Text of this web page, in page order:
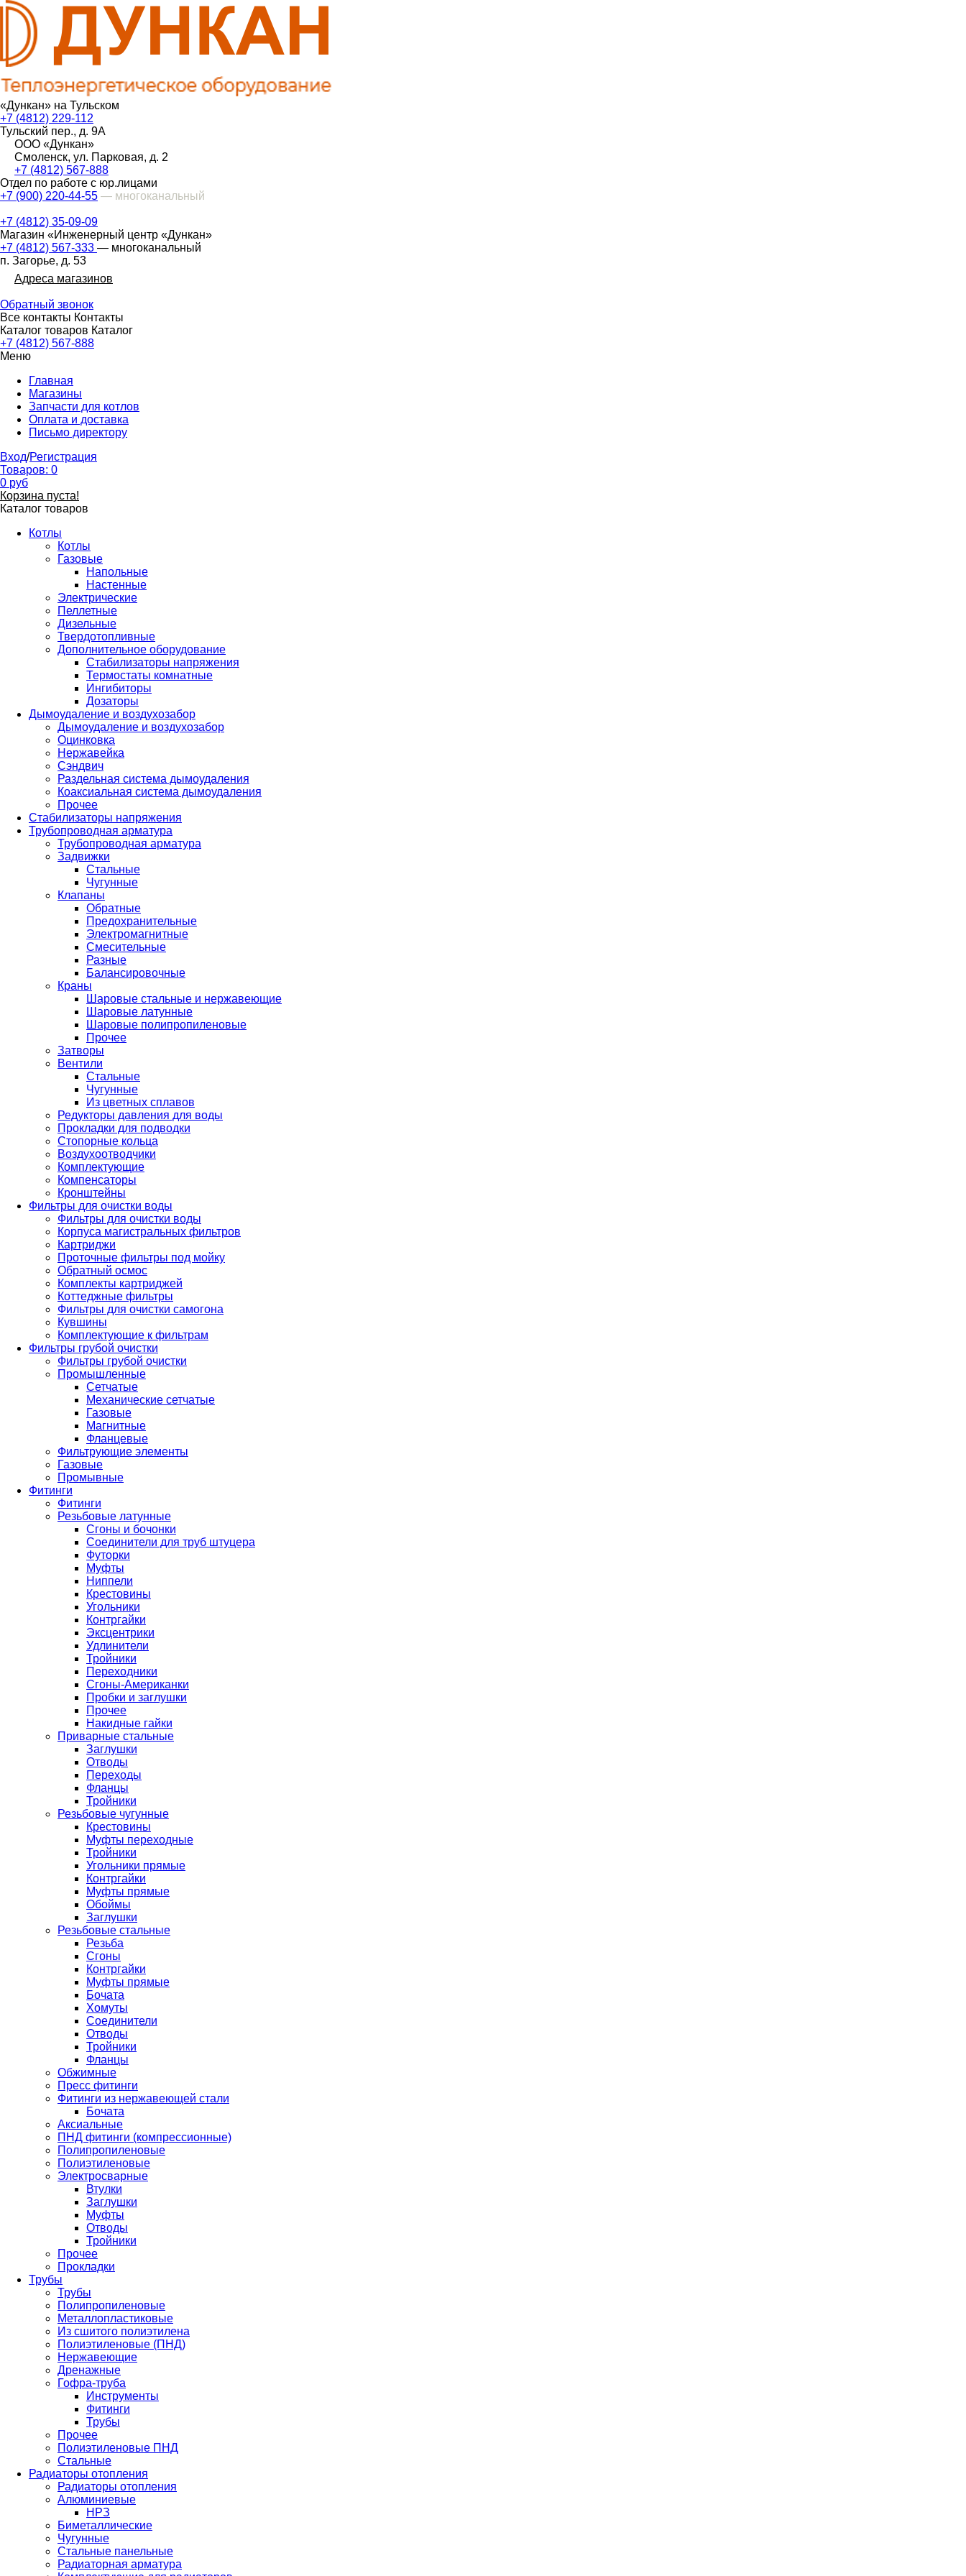
«Дункан» на Тульском
+7 (4812) 229-112
Тульский пер., д. 9А
ООО «Дункан»
Смоленск, ул. Парковая, д. 2
+7 (4812) 567-888
Отдел по работе с юр.лицами
+7 (900) 220-44-55 — многоканальный
+7 (4812) 35-09-09
Магазин «Инженерный центр «Дункан»
+7 (4812) 567-333 — многоканальный
п. Загорье, д. 53
Адреса магазинов
Обратный звонок
Все контакты Контакты
Каталог товаров Каталог
+7 (4812) 567-888
Меню
Главная
Магазины
Запчасти для котлов
Оплата и доставка
Письмо директору
Вход/Регистрация
Товаров: 0
0 руб
Корзина пуста!
Каталог товаров
Котлы
Котлы
Газовые
Напольные
Настенные
Электрические
Пеллетные
Дизельные
Твердотопливные
Дополнительное оборудование
Стабилизаторы напряжения
Термостаты комнатные
Ингибиторы
Дозаторы
Дымоудаление и воздухозабор
Дымоудаление и воздухозабор
Оцинковка
Нержавейка
Сэндвич
Раздельная система дымоудаления
Коаксиальная система дымоудаления
Прочее
Стабилизаторы напряжения
Трубопроводная арматура
Трубопроводная арматура
Задвижки
Стальные
Чугунные
Клапаны
Обратные
Предохранительные
Электромагнитные
Смесительные
Разные
Балансировочные
Краны
Шаровые стальные и нержавеющие
Шаровые латунные
Шаровые полипропиленовые
Прочее
Затворы
Вентили
Стальные
Чугунные
Из цветных сплавов
Редукторы давления для воды
Прокладки для подводки
Стопорные кольца
Воздухоотводчики
Комплектующие
Компенсаторы
Кронштейны
Фильтры для очистки воды
Фильтры для очистки воды
Корпуса магистральных фильтров
Картриджи
Проточные фильтры под мойку
Обратный осмос
Комплекты картриджей
Коттеджные фильтры
Фильтры для очистки самогона
Кувшины
Комплектующие к фильтрам
Фильтры грубой очистки
Фильтры грубой очистки
Промышленные
Сетчатые
Механические сетчатые
Газовые
Магнитные
Фланцевые
Фильтрующие элементы
Газовые
Промывные
Фитинги
Фитинги
Резьбовые латунные
Сгоны и бочонки
Соединители для труб штуцера
Футорки
Муфты
Ниппели
Крестовины
Угольники
Контргайки
Эксцентрики
Удлинители
Тройники
Переходники
Сгоны-Американки
Пробки и заглушки
Прочее
Накидные гайки
Приварные стальные
Заглушки
Отводы
Переходы
Фланцы
Тройники
Резьбовые чугунные
Крестовины
Муфты переходные
Тройники
Угольники прямые
Контргайки
Муфты прямые
Обоймы
Заглушки
Резьбовые стальные
Резьба
Сгоны
Контргайки
Муфты прямые
Бочата
Хомуты
Соединители
Отводы
Тройники
Фланцы
Обжимные
Пресс фитинги
Фитинги из нержавеющей стали
Бочата
Аксиальные
ПНД фитинги (компрессионные)
Полипропиленовые
Полиэтиленовые
Электросварные
Втулки
Заглушки
Муфты
Отводы
Тройники
Прочее
Прокладки
Трубы
Трубы
Полипропиленовые
Металлопластиковые
Из сшитого полиэтилена
Полиэтиленовые (ПНД)
Нержавеющие
Дренажные
Гофра-труба
Инструменты
Фитинги
Трубы
Прочее
Полиэтиленовые ПНД
Стальные
Радиаторы отопления
Радиаторы отопления
Алюминиевые
НРЗ
Биметаллические
Чугунные
Стальные панельные
Радиаторная арматура